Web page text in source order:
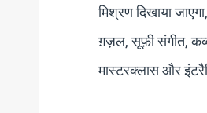
मिश्रण दिखाया
ग़ज़ल, सूफ़ी संगीत,
मास्टरक्लास और